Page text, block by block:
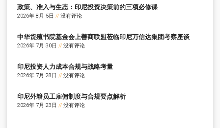
政策、准入与生态：印尼投资决策前的三项必修课
2026年 8月 5日 没有评论
中华货殖书院基金会上善商联盟莅临印尼万信达集团考察座谈
2026年 7月 30日 没有评论
印尼投资人力成本合规与战略考量
2026年 7月 28日 没有评论
印尼外籍员工雇佣制度与合规要点解析
2026年 7月 23日 没有评论